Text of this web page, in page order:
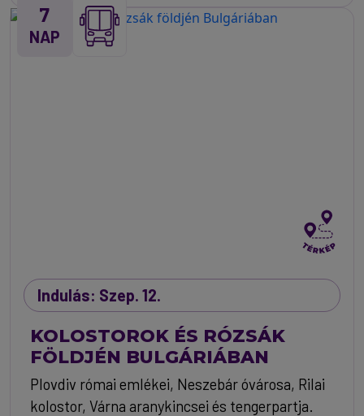
7
NAP
Indulás: Szep. 12.
KOLOSTOROK ÉS RÓZSÁK
FÖLDJÉN BULGÁRIÁBAN
Plovdiv római emlékei, Neszebár óvárosa, Rilai
kolostor, Várna aranykincsei és tengerpartja.